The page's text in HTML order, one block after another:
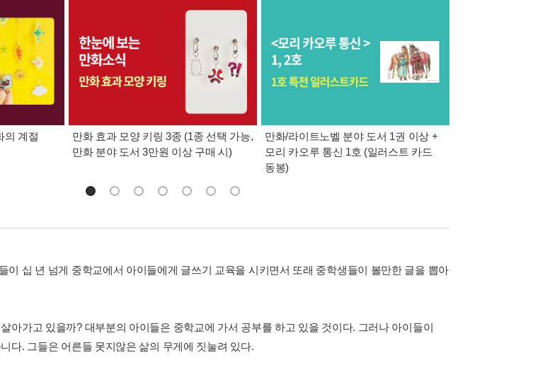
의 계절
만화 효과 모양 키링 3종 (1종 선택 가능,
만화 분야 도서 3만원 이상 구매 시)
만화/라이트노벨 분야 도서 1권 이상 +
모리 카오루 통신 1호 (일러스트 카드
동봉)
이 십 년 넘게 중학교에서 아이들에게 글쓰기 교육을 시키면서 또래 중학생들이 볼만한 글을 뽑아
아가고 있을까? 대부분의 아이들은 중학교에 가서 공부를 하고 있을 것이다. 그러나 아이들이
다. 그들은 어른들 못지않은 삶의 무게에 짓눌려 있다.